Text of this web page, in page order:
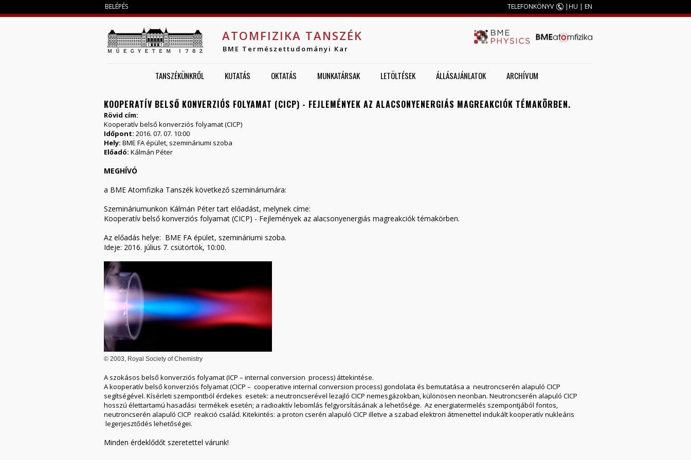
BELÉPÉS TELEFONKÖNYV |HU | EN
ATOMFIZIKA TANSZÉK
BME Természettudományi Kar
TANSZÉKÜNKRŐL KUTATÁS OKTATÁS MUNKATÁRSAK LETÖLTÉSEK ÁLLÁSAJÁNLATOK ARCHÍVUM
KOOPERATÍV BELSŐ KONVERZIÓS FOLYAMAT (CICP) - FEJLEMÉNYEK AZ ALACSONYENERGIÁS MAGREAKCIÓK TÉMAKÖRBEN.
Rövid cím:
Kooperatív belső konverziós folyamat (CICP)
Időpont: 2016. 07. 07. 10:00
Hely: BME FA épület, szemináriumi szoba
Előadó: Kálmán Péter
MEGHÍVÓ
a BME Atomfizika Tanszék következő szemináriumára:
Szemináriumunkon Kálmán Péter tart előadást, melynek címe:
Kooperatív belső konverziós folyamat (CICP) - Fejlemények az alacsonyenergiás magreakciók témakörben.
Az előadás helye: BME FA épület, szemináriumi szoba.
Ideje: 2016. július 7. csütörtök, 10:00.
© 2003, Royal Society of Chemistry
A szokásos belső konverziós folyamat (ICP – internal conversion process) áttekintése.
A kooperatív belső konverziós folyamat (CICP – cooperative internal conversion process) gondolata és bemutatása a neutroncserén alapuló CICP
segítségével. Kísérleti szempontból érdekes esetek: a neutroncserével lezajló CICP nemesgázokban, különösen neonban. Neutroncserén alapuló CICP
hosszú élettartamú hasadási termékek esetén; a radioaktív lebomlás felgyorsításának a lehetősége. Az energiatermelés szempontjából fontos,
neutroncserén alapuló CICP reakció család. Kitekintés: a proton cserén alapuló CICP illetve a szabad elektron átmenettel indukált kooperatív nukleáris
legerjesztődés lehetőségei.
Minden érdeklődőt szeretettel várunk!